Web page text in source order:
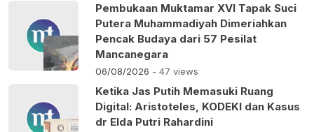
Pembukaan Muktamar XVI Tapak Suci
Putera Muhammadiyah Dimeriahkan
Pencak Budaya dari 57 Pesilat
Mancanegara
06/08/2026 - 47 views
Ketika Jas Putih Memasuki Ruang
Digital: Aristoteles, KODEKI dan Kasus
dr Elda Putri Rahardini